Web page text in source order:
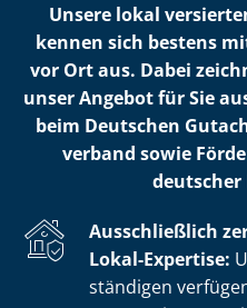
Unsere lokal
kennen sich bestens
vor Ort aus. Dabei
unser Angebot für Sie
beim Deutschen
ver­band sowie
deutscher
Ausschließlich
Lokal-Expertise:
stän­di­gen